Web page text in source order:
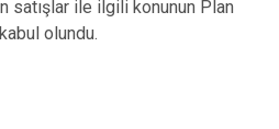
satışlar ile ilgili konunun Plan
olundu.